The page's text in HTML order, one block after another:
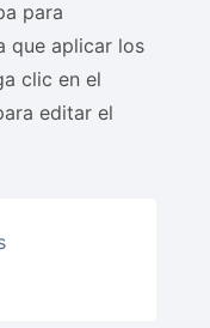
para
que aplicar los
clic en el
editar el